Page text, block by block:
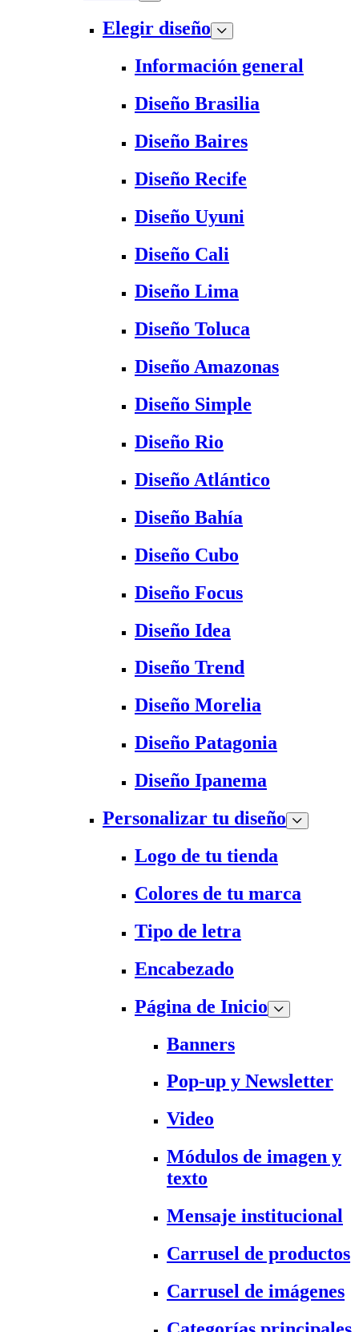
Elegir diseño
Información general
Diseño Brasilia
Diseño Baires
Diseño Recife
Diseño Uyuni
Diseño Cali
Diseño Lima
Diseño Toluca
Diseño Amazonas
Diseño Simple
Diseño Rio
Diseño Atlántico
Diseño Bahía
Diseño Cubo
Diseño Focus
Diseño Idea
Diseño Trend
Diseño Morelia
Diseño Patagonia
Diseño Ipanema
Personalizar tu diseño
Logo de tu tienda
Colores de tu marca
Tipo de letra
Encabezado
Página de Inicio
Banners
Pop-up y Newsletter
Video
Módulos de imagen y
texto
Mensaje institucional
Carrusel de productos
Carrusel de imágenes